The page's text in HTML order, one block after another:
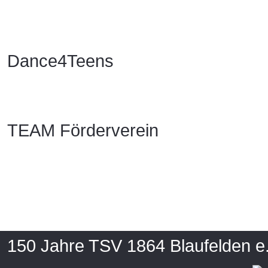
Dance4Teens
TEAM Förderverein
150 Jahre TSV 1864 Blaufelden